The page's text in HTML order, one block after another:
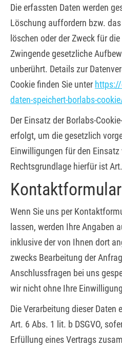
Die erfassten Daten werden
Löschung auffordern bzw.
löschen oder der Zweck für
Zwingende gesetzliche
unberührt. Details zur
Cookie finden Sie unter
daten-speichert-borlabs-
Der Einsatz der Borlabs-
erfolgt, um die gesetzlich
Einwilligungen für den
Rechtsgrundlage hierfür ist
Kontaktformular
Wenn Sie uns per
lassen, werden Ihre Angaben
inklusive der von Ihnen dort
zwecks Bearbeitung der
Anschlussfragen bei uns
wir nicht ohne Ihre
Die Verarbeitung dieser
Art. 6 Abs. 1 lit. b DSGVO,
Erfüllung eines Vertrags